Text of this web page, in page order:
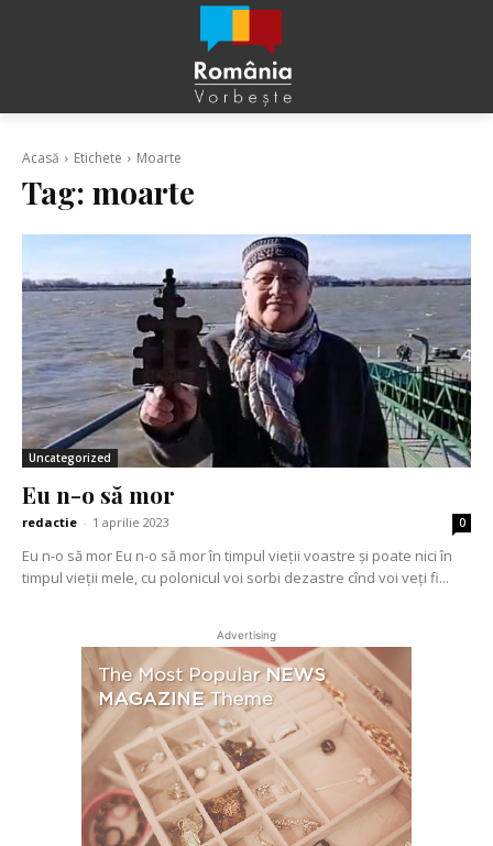
Acasă Etichete Moarte
Tag: moarte
Uncategorized
Eu n-o să mor
redactie - 1 aprilie 2023 0
Eu n-o să mor Eu n-o să mor în timpul vieții voastre și poate nici în
timpul vieții mele, cu polonicul voi sorbi dezastre cînd voi veți fi...
Advertising